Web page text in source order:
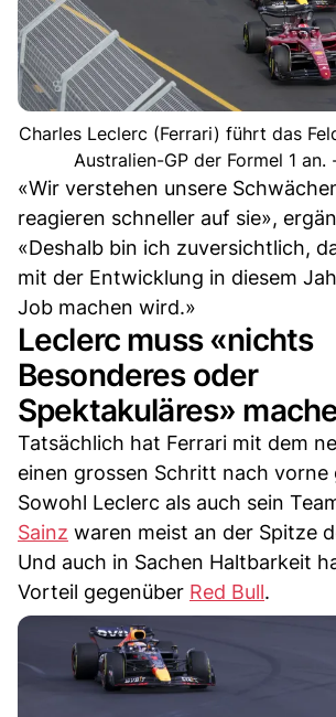
Charles Leclerc (Ferrari) führt das
Australien-GP der Formel 1 an.
«Wir verstehen unsere
reagieren schneller auf sie»,
«Deshalb bin ich zuversichtlich,
mit der Entwicklung in diesem
Job machen wird.»
Leclerc muss «nichts
Besonderes oder
Spektakuläres»
Tatsächlich hat Ferrari mit dem
einen grossen Schritt nach vorne
Sowohl Leclerc als auch sein
Sainz waren meist an der Spitze
Und auch in Sachen Haltbarkeit
Vorteil gegenüber Red Bull.